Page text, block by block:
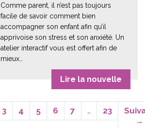
Comme parent, il n’est pas toujours
facile de savoir comment bien
accompagner son enfant afin qu’il
apprivoise son stress et son anxiété. Un
atelier interactif vous est offert afin de
mieux…
Lire la nouvelle
3 4 5 6 7 … 23
→